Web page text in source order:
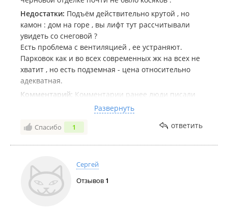
Фотографию честно украл в группе нашего ЖК.
Недостатки: Подъём действительно крутой , но
камон : дом на горе , вы лифт тут рассчитывали
увидеть со снеговой ?
Есть проблема с вентиляцией , ее устраняют.
Парковок как и во всех современных жк на всех не
хватит , но есть подземная - цена относительно
адекватная.
Комментарий: Комментарии ранее люди писали
явно на эмоциях. Поправьте комментарии ,
половина из них потеряла свою актуальность!
Отопление работает , трубы горячие. Связи нет
месяц стала сильно лучше работать , но до
недавнего времени к ним действительно было
много вопросов. Мусор везде повывозили , в том
числе за нерадивыми собственниками, которые
Развернуть
Спасибо 1 ответить
Сергей
Отзывов 1